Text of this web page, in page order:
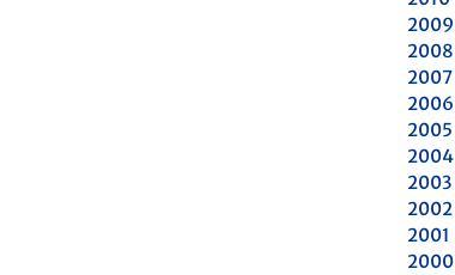
2009
2008
2007
2006
2005
2004
2003
2002
2001
2000